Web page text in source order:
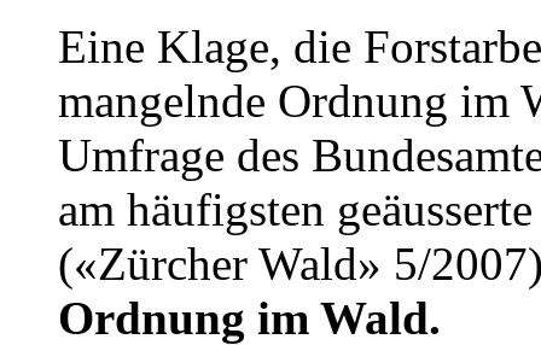
Eine Klage, die
mangelnde Ordnung im
Umfrage des
am häufigsten
(«Zürcher Wald» 5/
Ordnung im Wald.